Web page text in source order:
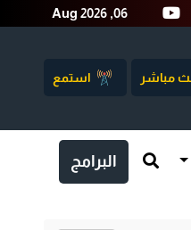
Aug 2026 ,06
مباشر استمع
البرامج